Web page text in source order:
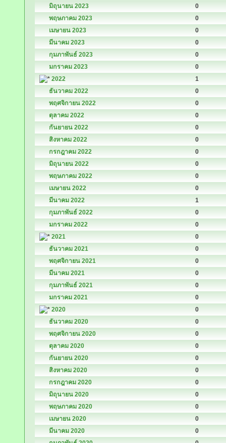
มิถุนายน 2023
0
พฤษภาคม 2023
0
เมษายน 2023
0
มีนาคม 2023
0
กุมภาพันธ์ 2023
0
มกราคม 2023
0
2022
1
ธันวาคม 2022
0
พฤศจิกายน 2022
0
ตุลาคม 2022
0
กันยายน 2022
0
สิงหาคม 2022
0
กรกฎาคม 2022
0
มิถุนายน 2022
0
พฤษภาคม 2022
0
เมษายน 2022
0
มีนาคม 2022
1
กุมภาพันธ์ 2022
0
มกราคม 2022
0
2021
0
ธันวาคม 2021
0
พฤศจิกายน 2021
0
มีนาคม 2021
0
กุมภาพันธ์ 2021
0
มกราคม 2021
0
2020
0
ธันวาคม 2020
0
พฤศจิกายน 2020
0
ตุลาคม 2020
0
กันยายน 2020
0
สิงหาคม 2020
0
กรกฎาคม 2020
0
มิถุนายน 2020
0
พฤษภาคม 2020
0
เมษายน 2020
0
มีนาคม 2020
0